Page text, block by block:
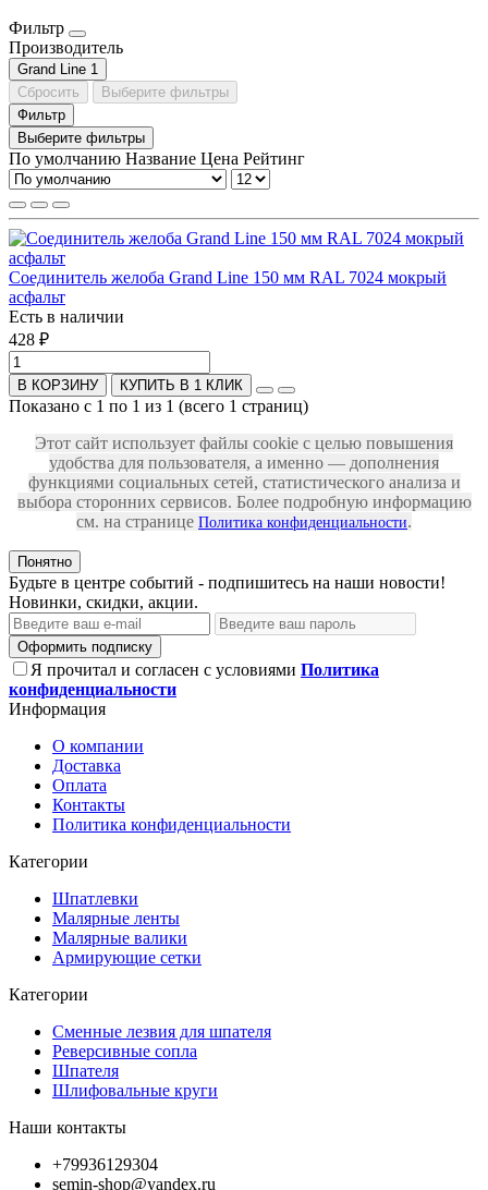
Фильтр
Производитель
Grand Line 1
Сбросить
Выберите фильтры
Фильтр
Выберите фильтры
По умолчанию Название Цена Рейтинг
Соединитель желоба Grand Line 150 мм RAL 7024 мокрый
асфальт
Есть в наличии
428 ₽
В КОРЗИНУ КУПИТЬ В 1 КЛИК
Показано с 1 по 1 из 1 (всего 1 страниц)
Этот сайт использует файлы cookie с целью повышения
удобства для пользователя, а именно — дополнения
функциями социальных сетей, статистического анализа и
выбора сторонних сервисов. Более подробную информацию
см. на странице Политика конфиденциальности.
Понятно
Будьте в центре событий - подпишитесь на наши новости!
Новинки, скидки, акции.
Оформить подписку
Я прочитал и согласен с условиями Политика
конфиденциальности
Информация
О компании
Доставка
Оплата
Контакты
Политика конфиденциальности
Категории
Шпатлевки
Малярные ленты
Малярные валики
Армирующие сетки
Категории
Сменные лезвия для шпателя
Реверсивные сопла
Шпателя
Шлифовальные круги
Наши контакты
+79936129304
semin-shop@yandex.ru